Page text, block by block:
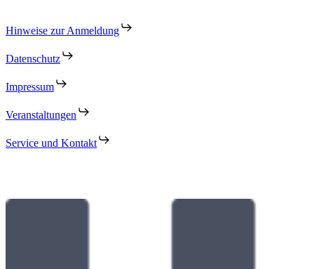
Hinweise zur Anmeldung
Datenschutz
Impressum
Veranstaltungen
Service und Kontakt